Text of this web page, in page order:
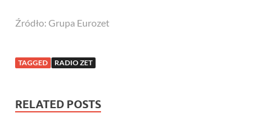
Źródło: Grupa Eurozet
TAGGED RADIO ZET
RELATED POSTS